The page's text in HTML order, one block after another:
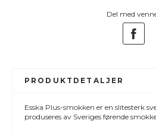
Del med
PRODUKTDETALJER
Esska Plus-smokken er en slitesterk
produseres av Sveriges førende